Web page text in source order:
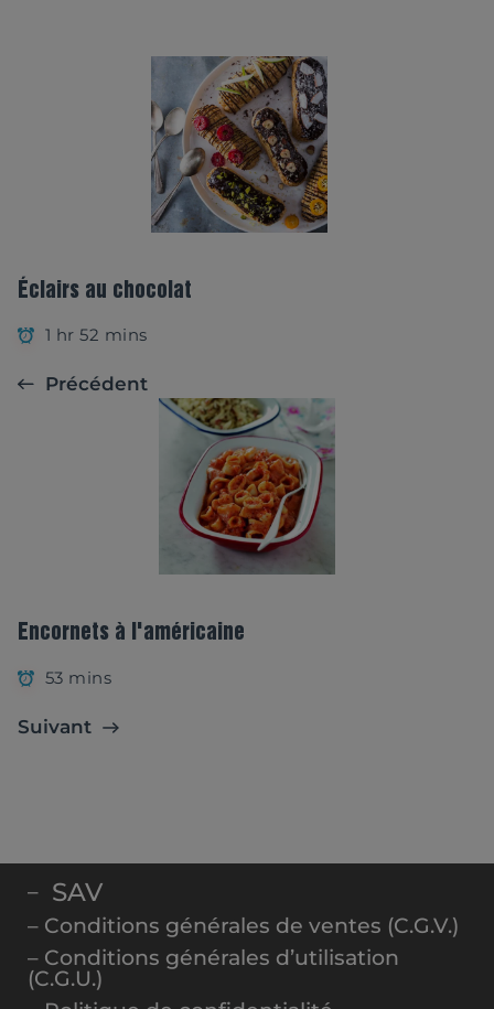
Éclairs au chocolat
1 hr 52 mins
Précédent
Encornets à l'américaine
53 mins
Suivant
– SAV
– Conditions générales de ventes (C.G.V.)
– Conditions générales d’utilisation
(C.G.U.)